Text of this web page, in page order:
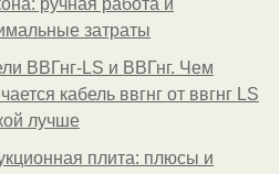
ручная работа и
затраты
ВВГнг-LS и ВВГнг. Чем
кабель ввгнг от ввгнг LS
лучше
плита: плюсы и